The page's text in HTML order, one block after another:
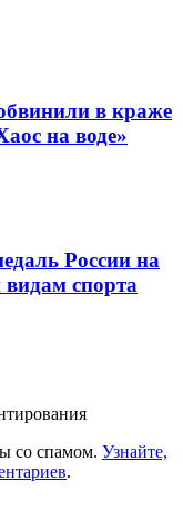
в краже
на воде»
России на
спорта
со спамом. Узнайте,
.